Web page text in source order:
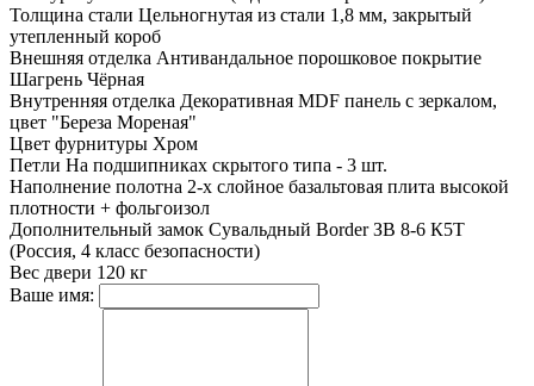
Толщина стали Цельногнутая из стали 1,8 мм, закрытый
утепленный короб
Внешняя отделка Антивандальное порошковое покрытие
Шагрень Чёрная
Внутренняя отделка Декоративная MDF панель с зеркалом,
цвет "Береза Мореная"
Цвет фурнитуры Хром
Петли На подшипниках скрытого типа - 3 шт.
Наполнение полотна 2-х слойное базальтовая плита высокой
плотности + фольгоизол
Дополнительный замок Сувальдный Border ЗВ 8-6 К5T
(Россия, 4 класс безопасности)
Вес двери 120 кг
Ваше имя: